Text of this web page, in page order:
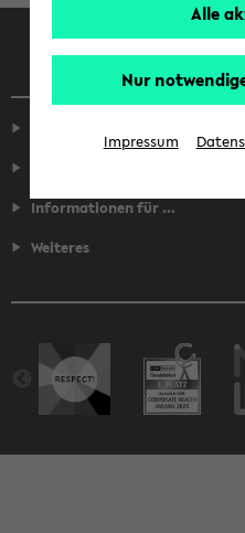
Informationen für ...
Weiteres
Alle
Nur
Impressum